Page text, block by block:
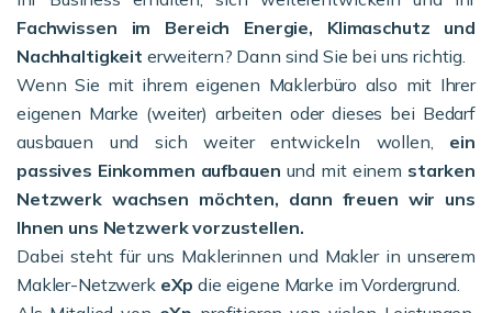
Fachwissen im Bereich Energie, Klimaschutz und
Nachhaltigkeit erweitern? Dann sind Sie bei uns richtig.
Wenn Sie mit ihrem eigenen Maklerbüro also mit Ihrer
eigenen Marke (weiter) arbeiten oder dieses bei Bedarf
ausbauen und sich weiter entwickeln wollen, ein
passives Einkommen aufbauen und mit einem starken
Netzwerk wachsen möchten, dann freuen wir uns
Ihnen uns Netzwerk vorzustellen.
Dabei steht für uns Maklerinnen und Makler in unserem
Makler-Netzwerk eXpdie eigene Marke im Vordergrund.